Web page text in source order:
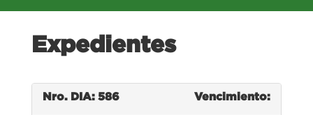
Expedientes
Nro. DIA: 586 Vencimiento: